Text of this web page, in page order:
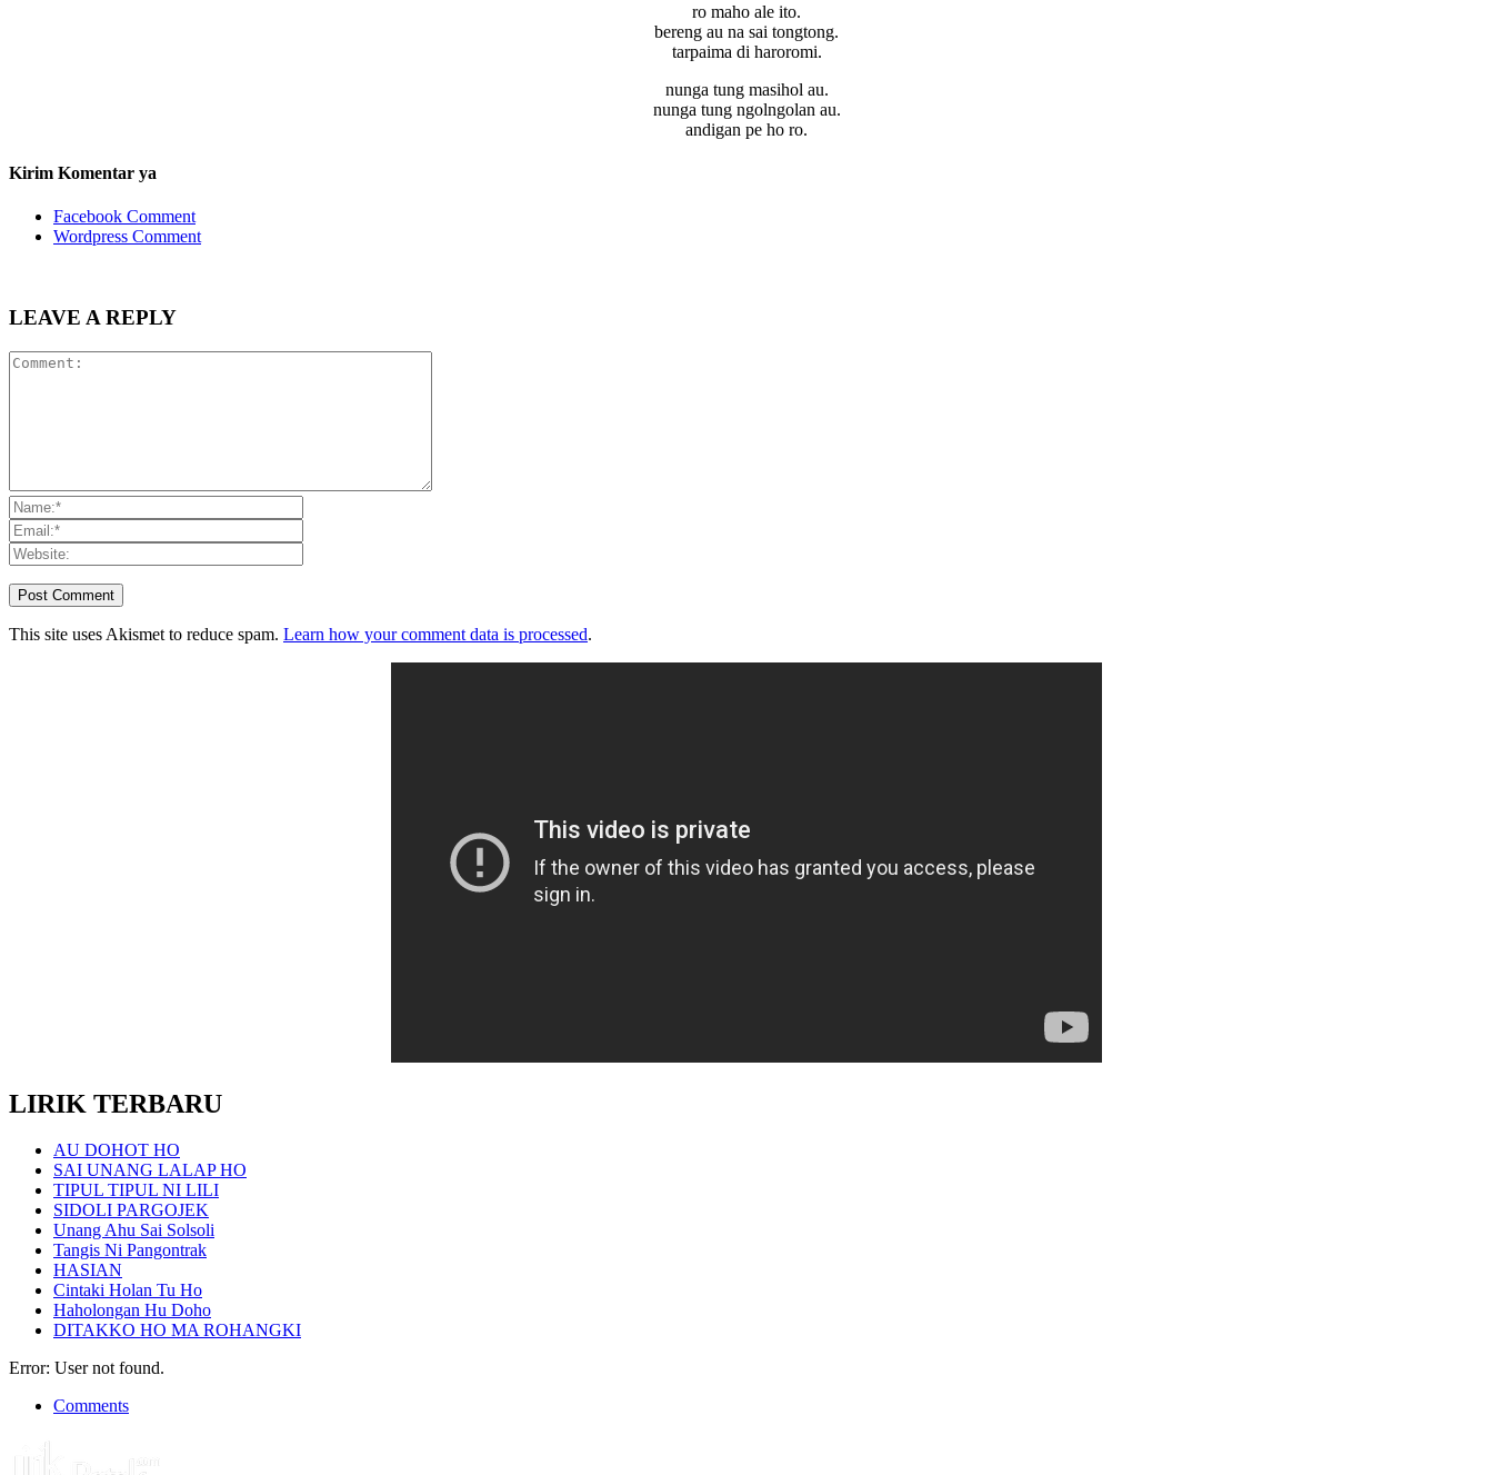
ro maho ale ito.
bereng au na sai tongtong.
tarpaima di haroromi.
nunga tung masihol au.
nunga tung ngolngolan au.
andigan pe ho ro.
Kirim Komentar ya
Facebook Comment
Wordpress Comment
LEAVE A REPLY
This site uses Akismet to reduce spam. Learn how your comment data is processed.
LIRIK TERBARU
AU DOHOT HO
SAI UNANG LALAP HO
TIPUL TIPUL NI LILI
SIDOLI PARGOJEK
Unang Ahu Sai Solsoli
Tangis Ni Pangontrak
HASIAN
Cintaki Holan Tu Ho
Haholongan Hu Doho
DITAKKO HO MA ROHANGKI
Error: User not found.
Comments